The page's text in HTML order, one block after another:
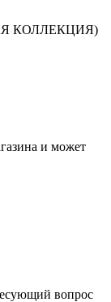
КОЛЛЕКЦИЯ)
и может
вопрос